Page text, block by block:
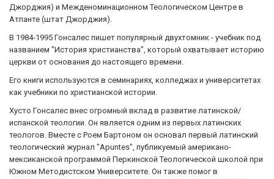
Джорджия) и Межденоминационном Теологическом Центре в
Атланте (штат Джорджия).
В 1984-1995 Гонсалес пишет популярный двухтомник - учебник под
названием "История христианства", который охватывает историю
церкви от основания до настоящего времени.
Его книги используются в семинариях, колледжах и университетах
как учебники по христианской истории.
Хусто Гонсалес внес огромный вклад в развитие латинской/
испанской теологии. Он является одним из первых латинских
теологов. Вместе с Роем Бартоном он основал первый латинский
теологический журнал "Apuntes", публикуемый американо-
мексиканской программой Перкинской Теологической школой при
Южном Методистском Университете. Он также помог в